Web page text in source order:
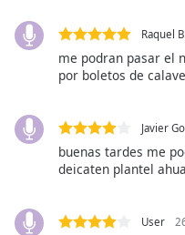
Audio
Track
Fullscreen
This
window.
Raquel
me podran pasar el
por boletos de
Javier
buenas tardes me
deicaten plantel
User